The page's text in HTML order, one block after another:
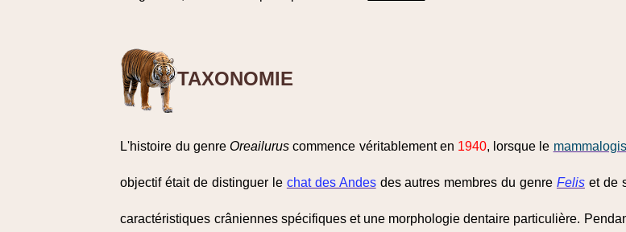
TAXONOMIE
L'histoire du genreOreailurus commence véritablement en 1940, lorsque le
objectif était de distinguer le chat des Andesdes autres membres du genre Feliset de
caractéristiques crâniennes spécifiques et une morphologie dentaire particulière.